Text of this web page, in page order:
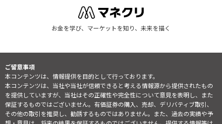
お金を学び、マーケットを知り、未来を描く
ご留意事項
本コンテンツは、情報提供を目的として行っております。
本コンテンツは、当社や当社が信頼できると考える情報源から提供されたもの
を提供していますが、当社はその正確性や完全性について意見を表明し、また
保証するものではございません。有価証券の購入、売却、デリバティブ取引、
その他の取引を推奨し、勧誘するものではありません。また、過去の実績や予